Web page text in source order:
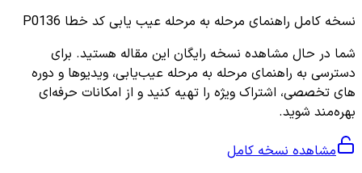
نسخه کامل راهنمای مرحله به مرحله عیب یابی کد خطا P0136
شما در حال مشاهده نسخه رایگان این مقاله هستید. برای
دسترسی به راهنمای مرحله به مرحله عیب‌یابی، ویدیوها و دوره
های تخصصی، اشتراک ویژه را تهیه کنید و از امکانات حرفه‌ای
بهره‌مند شوید.
مشاهده نسخه کامل